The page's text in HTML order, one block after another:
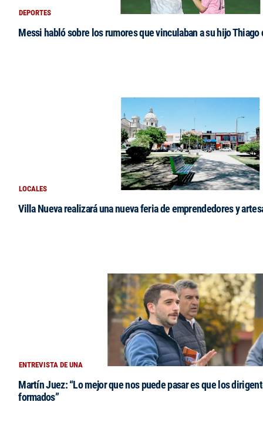
DEPORTES
Messi habló sobre los rumores que vinculaban a su hijo Thiago
LOCALES
Villa Nueva realizará una nueva feria de emprendedores y
ENTREVISTA DE UNA
Martín Juez: “Lo mejor que nos puede pasar es que los
formados”